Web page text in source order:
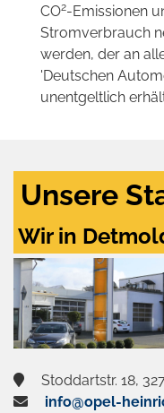
CO2-Emissionen
Stromverbrauch
werden, der an
'Deutschen
unentgeltlich
Unsere
Wir in
Stoddartstr. 18,
info@opel-